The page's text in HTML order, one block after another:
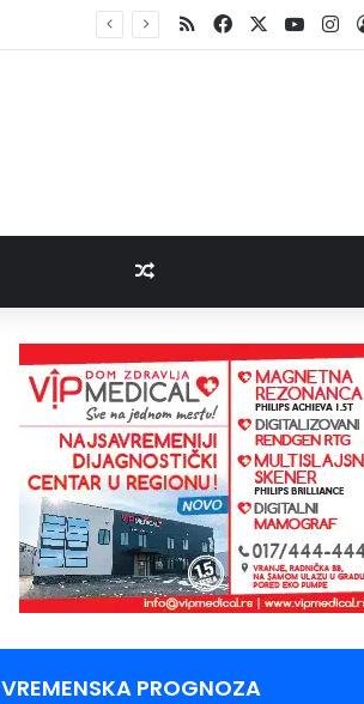
RSSFacebook
Random Article
VREMENSKA PROGNOZA